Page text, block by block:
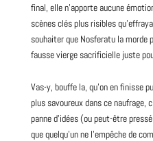
final, elle n’apporte aucune
scènes clés plus risibles
souhaiter que Nosferatu la morde
fausse vierge sacrificielle juste
Vas-y, bouffe la, qu’on en finisse
plus savoureux dans ce naufrage,
panne d’idées (ou peut-être
que quelqu’un ne l’empêche de